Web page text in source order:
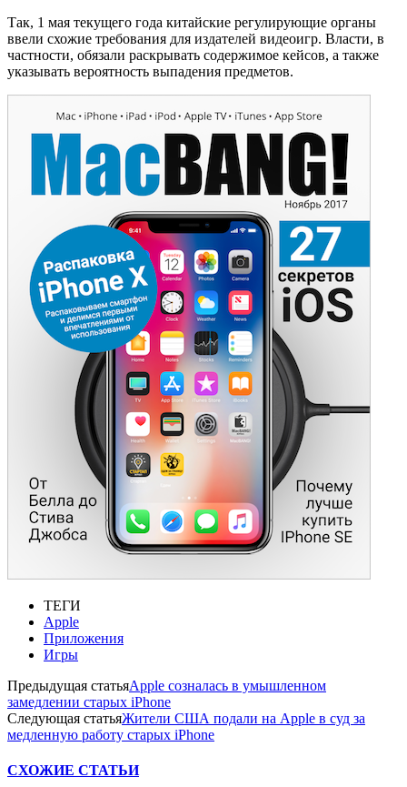
Так, 1 мая текущего года китайские регулирующие органы
ввели схожие требования для издателей видеоигр. Власти, в
частности, обязали раскрывать содержимое кейсов, а также
указывать вероятность выпадения предметов.
ТЕГИ
Apple
Приложения
Игры
Предыдущая статьяApple созналась в умышленном
замедлении старых iPhone
Следующая статьяЖители США подали на Apple в суд за
медленную работу старых iPhone
СХОЖИЕ СТАТЬИ